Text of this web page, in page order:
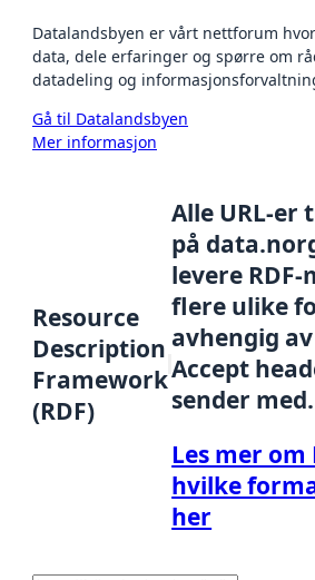
Datalandsbyen er vårt nettforum
data, dele erfaringer og spørre om
datadeling og
Gå til Datalandsbyen
Mer informasjon
Resource
Description
Framework
(RDF)
Alle URL-er
på
levere
flere ulike
avhengig
Accept
sender med.
Les mer om
hvilke
her